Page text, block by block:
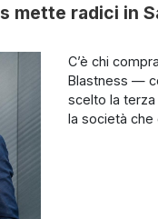
mette radici in
C’è chi
Blastness —
scelto la terza
la società che